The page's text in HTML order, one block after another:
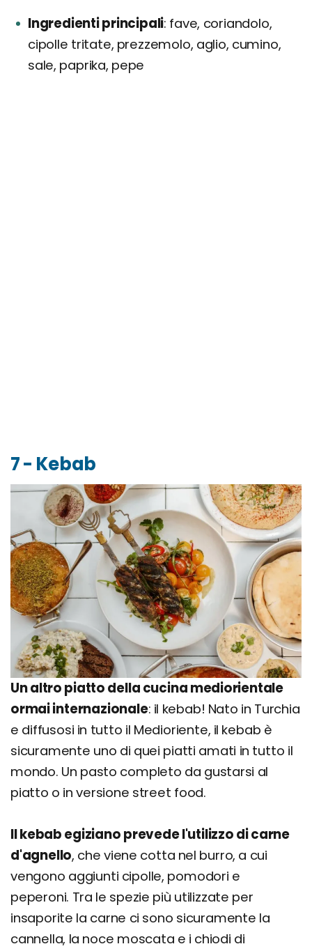
Ingredienti principali fave, coriandolo,
cipolle tritate, prezzemolo, aglio, cumino,
sale, paprika, pepe
7 - Kebab
Un altro piatto della cucina mediorientale
ormai internazionale: il kebab! Nato in Turchia
e diffusosi in tutto il Medioriente, il kebab è
sicuramente uno di quei piatti amati in tutto il
mondo. Un pasto completo da gustarsi al
piatto o in versione street food.
Il kebab egiziano prevede l'utilizzo di carne
d'agnello, che viene cotta nel burro, a cui
vengono aggiunti cipolle, pomodori e
peperoni. Tra le spezie più utilizzate per
insaporite la carne ci sono sicuramente la
cannella, la noce moscata e i chiodi di